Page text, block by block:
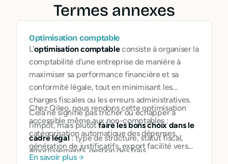
Termes annexes
Optimisation comptable
L’optimisation comptableconsiste à organiser la
comptabilité d’une entreprise de manière à
maximiser sa performance financière et sa
conformité légale, tout en minimisant les
charges fiscales ou les erreurs administratives.
Cela ne signifie pas tricher ou échapper à
l’impôt, mais plutôtfaire les bons choix dans le
cadre légal: type de structure, statut fiscal,
amortissements, gestion des frais…
Chez Qileo, nous rendons cette optimisation
accessible même aux non-comptables :
catégorisation automatique des dépenses,
génération de justificatifs, export facilité vers
l’expert-comptable, suivi des échéances
En savoir plus